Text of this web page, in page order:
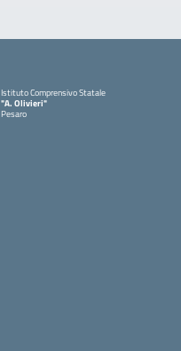
Istituto Comprensivo Statale
"A. Olivieri"
Pesaro